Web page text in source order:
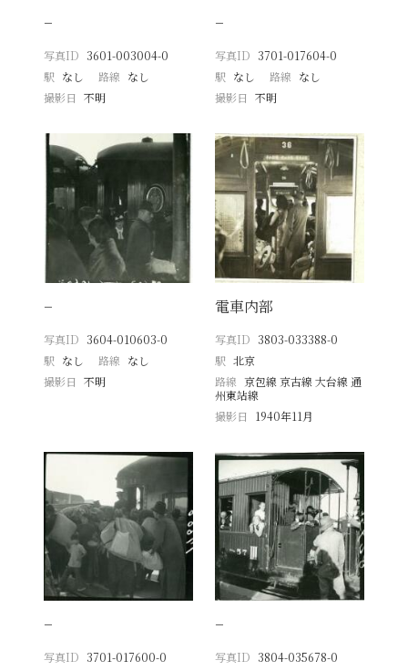
−
写真ID 3601-003004-0
駅 なし 路線 なし
撮影日
不明
−
写真ID 3701-017604-0
駅 なし 路線 なし
撮影日 不明
−
写真ID 3604-010603-0
駅 なし 路線 なし
撮影日
不明
電車内部
写真ID 3803-033388-0
駅 北京
路線 京包線 京古線 大台線 通
州東站線
撮影日
1940年11月
−
写真ID 3701-017600-0
−
写真ID 3804-035678-0